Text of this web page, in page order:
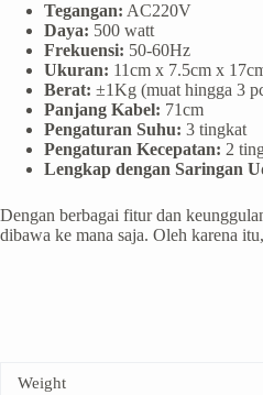
Tegangan: AC220V
Daya: 500 watt
Frekuensi: 50-60Hz
Ukuran: 11cm x 7.5cm x
Berat: ±1Kg (muat hingga 3
Panjang Kabel: 71cm
Pengaturan Suhu: 3 tingkat
Pengaturan Kecepatan: 2
Lengkap dengan Saringan
Dengan berbagai fitur dan
dibawa ke mana saja. Oleh karena
Weight